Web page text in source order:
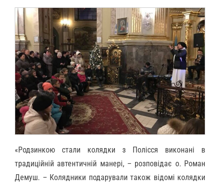
«Родзинкою стали колядки з Полісся виконані в
традиційній автентичній манері, – розповідає о. Роман
Демуш. – Колядники подарували також відомі колядки